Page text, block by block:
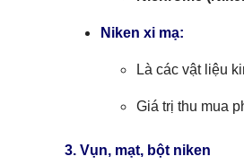
Niken xi mạ:
Là các vật liệu
Giá trị thu mua
3. Vụn, mạt, bột niken